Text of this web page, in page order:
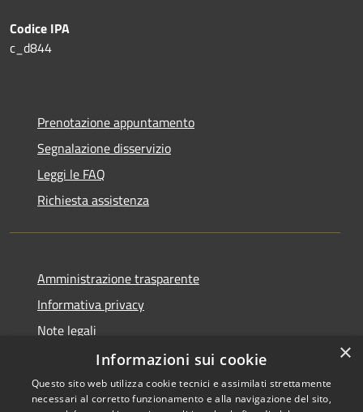
Codice IPA
c_d844
Prenotazione appuntamento
Segnalazione disservizio
Leggi le FAQ
Richiesta assistenza
Amministrazione trasparente
Informativa privacy
Note legali
Dichiarazione di accessibilità
×
Informazioni sui cookie
Questo sito web utilizza cookie tecnici e assimilati strettamente
necessari al corretto funzionamento e alla navigazione del sito,